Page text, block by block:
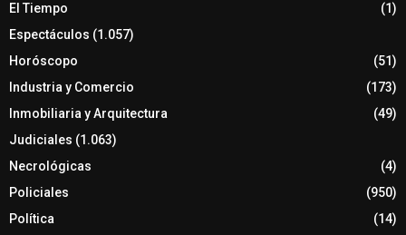
El Tiempo
(1)
Espectáculos (1.057)
Horóscopo
(51)
Industria y Comercio
(173)
Inmobiliaria y Arquitectura
(49)
Judiciales (1.063)
Necrológicas
(4)
Policiales
(950)
Política
(14)